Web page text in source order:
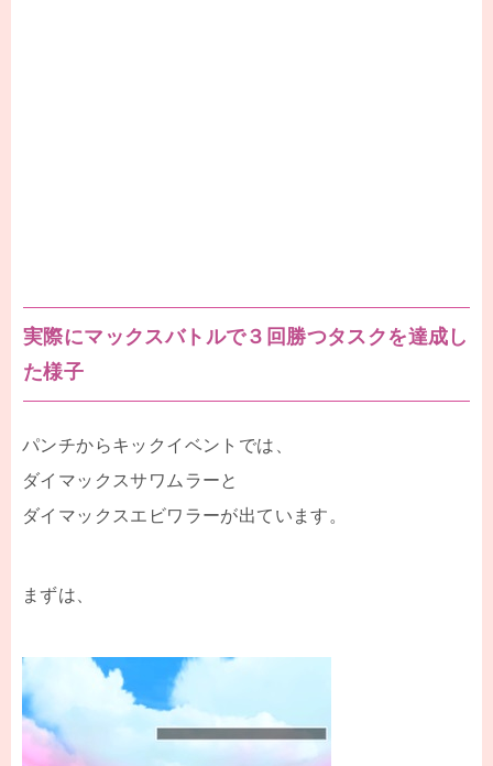
実際にマックスバトルで３回勝つタスクを達成し
た様子
パンチからキックイベントでは、
ダイマックスサワムラーと
ダイマックスエビワラーが出ています。
まずは、